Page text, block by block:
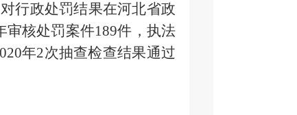
行政处罚结果在河北省政
审核处罚案件189件，执法
年2次抽查检查结果通过